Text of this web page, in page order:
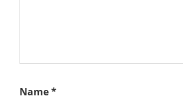
Name*